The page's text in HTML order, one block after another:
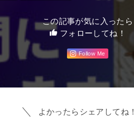
この記事が気に入ったら
フォローしてね！
Follow Me
よかったらシェアしてね！